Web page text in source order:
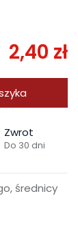
2,40 zł
Zwrot
Do 30 dni
średnicy